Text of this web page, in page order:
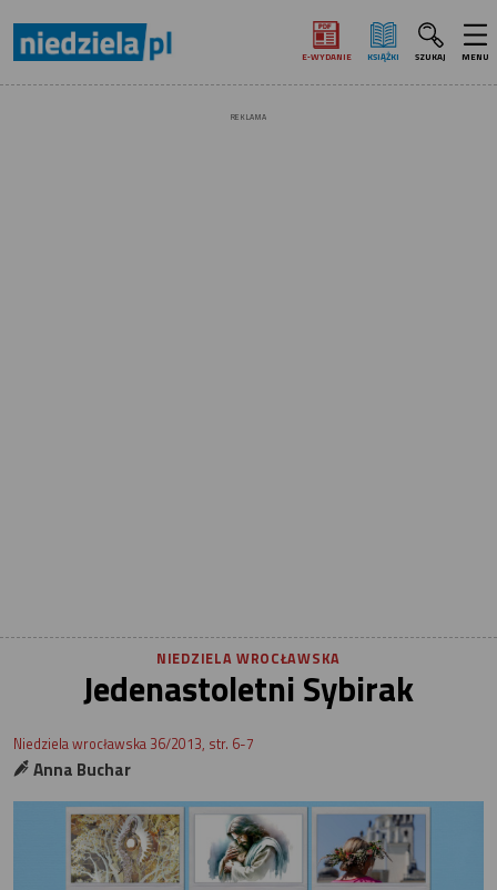
E‑WYDANIE KSIĄŻKI SZUKAJ MENU
REKLAMA
NIEDZIELA WROCŁAWSKA
Jedenastoletni Sybirak
Niedziela wrocławska 36/2013, str. 6-7
Anna Buchar